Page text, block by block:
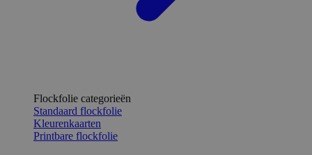
Flockfolie categorieën
Standaard flockfolie
Kleurenkaarten
Printbare flockfolie